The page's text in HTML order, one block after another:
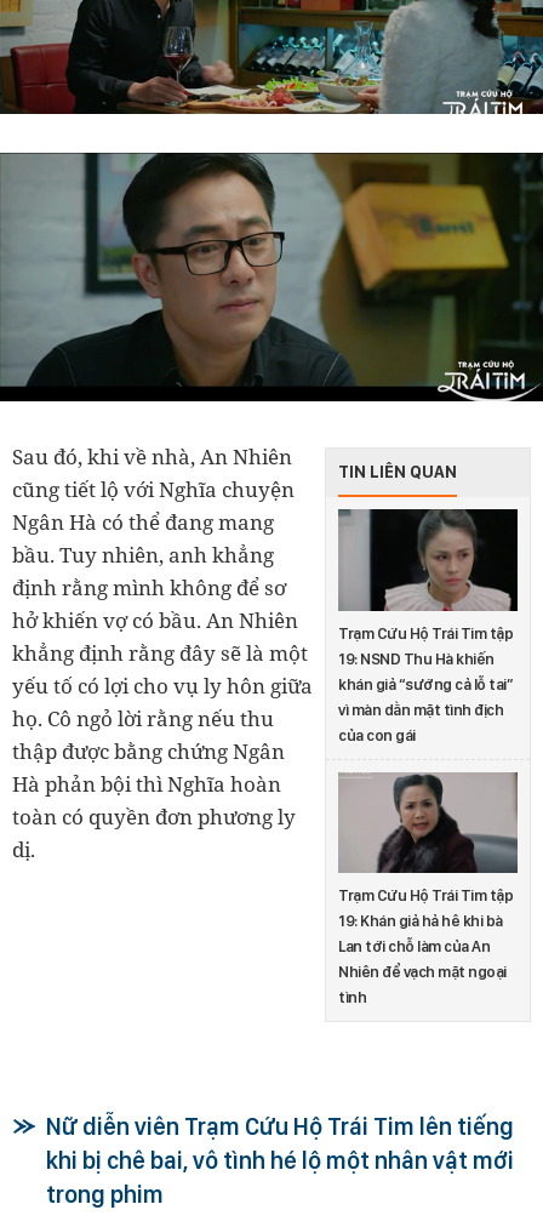
TIN LIÊN QUAN
Trạm Cứu Hộ Trái Tim tập
19: NSND Thu Hà khiến
khán giả “sướng cả lỗ tai”
vì màn dằn mặt tình địch
của con gái
Trạm Cứu Hộ Trái Tim tập
19: Khán giả hả hê khi bà
Lan tới chỗ làm của An
Nhiên để vạch mặt ngoại
tình
Sau đó, khi về nhà, An Nhiên
cũng tiết lộ với Nghĩa chuyện
Ngân Hà có thể đang mang
bầu. Tuy nhiên, anh khẳng
định rằng mình không để sơ
hở khiến vợ có bầu. An Nhiên
khẳng định rằng đây sẽ là một
yếu tố có lợi cho vụ ly hôn giữa
họ. Cô ngỏ lời rằng nếu thu
thập được bằng chứng Ngân
Hà phản bội thì Nghĩa hoàn
toàn có quyền đơn phương ly
dị.
Nữ diễn viên Trạm Cứu Hộ Trái Tim lên tiếng
khi bị chê bai, vô tình hé lộ một nhân vật mới
trong phim